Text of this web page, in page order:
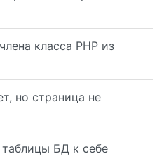
класса PHP из
но страница не
таблицы БД к себе